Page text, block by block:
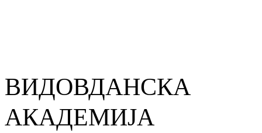
ВИДОВДАНСКА
АКАДЕМИЈА